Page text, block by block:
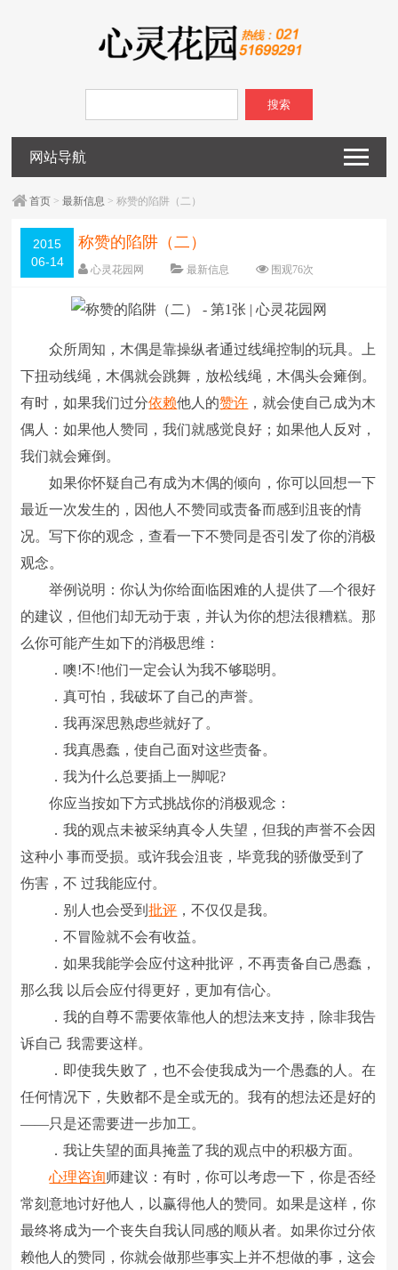
搜索
网站导航
首页 >最新信息 > 称赞的陷阱（二）
2015
06-14
称赞的陷阱（二）
心灵花园网 最新信息 围观76次
字体：大 中 小
众所周知，木偶是靠操纵者通过线绳控制的玩具。上
下扭动线绳，木偶就会跳舞，放松线绳，木偶头会瘫倒。
有时，如果我们过分依赖他人的赞许 ，就会使自己成为木
偶人：如果他人赞同，我们就感觉良好；如果他人反对，
我们就会瘫倒。
如果你怀疑自己有成为木偶的倾向，你可以回想一下
最近一次发生的，因他人不赞同或责备而感到沮丧的情
况。写下你的观念，查看一下不赞同是否引发了你的消极
观念。
举例说明：你认为你给面临困难的人提供了―个很好
的建议，但他们却无动于衷，并认为你的想法很糟糕。那
么你可能产生如下的消极思维：
．噢!不!他们一定会认为我不够聪明。
．真可怕，我破坏了自己的声誉。
．我再深思熟虑些就好了。
．我真愚蠢，使自己面对这些责备。
．我为什么总要插上一脚呢?
你应当按如下方式挑战你的消极观念：
．我的观点未被采纳真令人失望，但我的声誉不会因
这种小 事而受损。或许我会沮丧，毕竟我的骄傲受到了
伤害，不 过我能应付。
．别人也会受到批评 ，不仅仅是我。
．不冒险就不会有收益。
．如果我能学会应付这种批评，不再责备自己愚蠢，
那么我 以后会应付得更好，更加有信心。
．我的自尊不需要依靠他人的想法来支持，除非我告
诉自己 我需要这样。
．即使我失败了，也不会使我成为一个愚蠢的人。在
任何情况下，失败都不是全或无的。我有的想法还是好的
――只是还需要进一步加工。
．我让失望的面具掩盖了我的观点中的积极方面。
心理咨询师建议：有时，你可以考虑一下，你是否经
常刻意地讨好他人，以赢得他人的赞同。如果是这样，你
最终将成为一个丧失自我认同感的顺从者。如果你过分依
赖他人的赞同，你就会做那些事实上并不想做的事，这会